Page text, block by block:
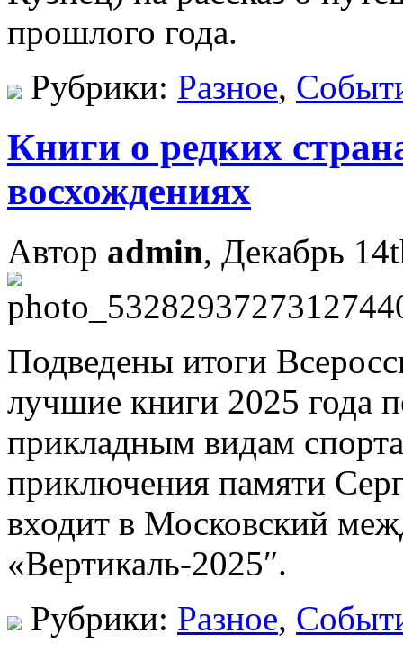
прошлого года.
Рубрики: Разное,
Книги о редких
восхождениях
Автор admin, Декабрь
Подведены итоги
лучшие книги 2025 года
прикладным видам
приключения памяти
входит в Московский
«Вертикаль-2025″.
Рубрики: Разное,